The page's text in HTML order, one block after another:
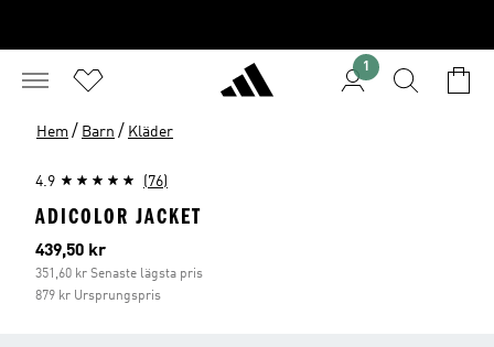
1
Hem / Barn / Kläder
4.9 (76)
ADICOLOR JACKET
Aktuellt pris
439,50 kr
351,60 kr Senaste lägsta pris
879 kr Ursprungspris